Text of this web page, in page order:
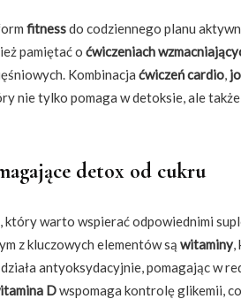
fitnessdo codziennego planu
pamiętać o ćwiczeniach
Kombinacja ćwiczeń cardio,
nie tylko pomaga w detoksie, ale
detox od cukru
który warto wspierać odpowiednimi
z kluczowych elementów są witaminy,
działa antyoksydacyjnie, pomagając w
Dwspomaga kontrolę glikemii,